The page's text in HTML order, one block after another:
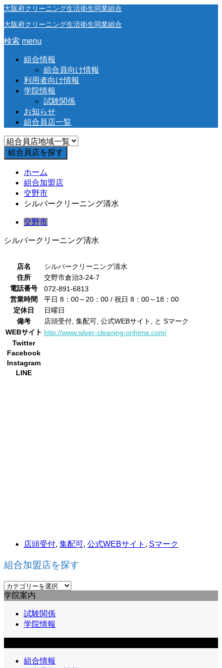
大阪府クリーニング生活衛生同業組合
大阪府クリーニング生活衛生同業組合
検索 menu
組合情報
組合員向け情報
利用者向け情報
学院情報
試験関係
お知らせ
組合員店一覧
ホーム
組合加盟店
交野市
シルバークリーニング清水
交野市
シルバークリーニング清水
店名
シルバークリーニング清水
住所
交野市倉治3-24-7
電話番号
072-891-6813
営業時間
平日 8：00～20：00 / 祝日 8：00～18：00
定休日
日曜日
備考
店頭受付, 集配可, 公式WEBサイト, と Sマーク
WEBサイト http://www.silver-cleaning-orihime.com/
Twitter
Facebook
Instagram
LINE
店頭受付, 集配可, 公式WEBサイト , Sマーク
組合加盟店を探す
組
合
を
探
学院案内
試験関係
学院情報
組合情報